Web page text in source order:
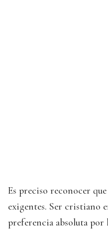
Es preciso reconocer
exigentes. Ser cristiano
preferencia absoluta por